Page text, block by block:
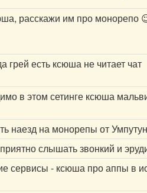
расскажи им про монорепо
грей есть ксюша не читает чат
в этом сетинге ксюша
наезд на монорепы от
приятно слышать звонкий и
сервисы - ксюша про аппы в